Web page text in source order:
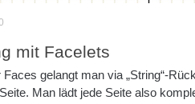
mit Facelets
Faces gelangt man via „String“-
Man lädt jede Seite also